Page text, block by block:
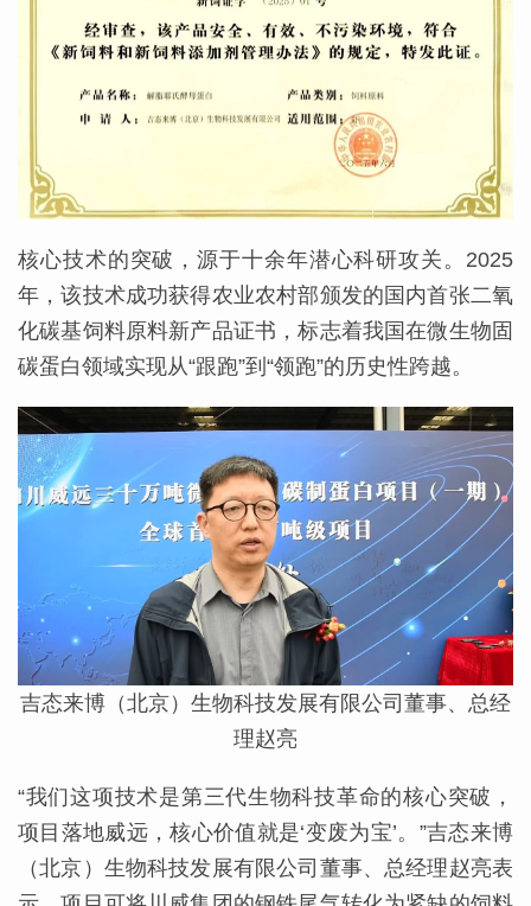
核心技术的突破，源于十余年潜心科研攻关。2025
年，该技术成功获得农业农村部颁发的国内首张二氧
化碳基饲料原料新产品证书，标志着我国在微生物固
碳蛋白领域实现从“跟跑”到“领跑”的历史性跨越。
吉态来博（北京）生物科技发展有限公司董事、总经
理赵亮
“我们这项技术是第三代生物科技革命的核心突破，
项目落地威远，核心价值就是‘变废为宝’。”吉态来博
（北京）生物科技发展有限公司董事、总经理赵亮表